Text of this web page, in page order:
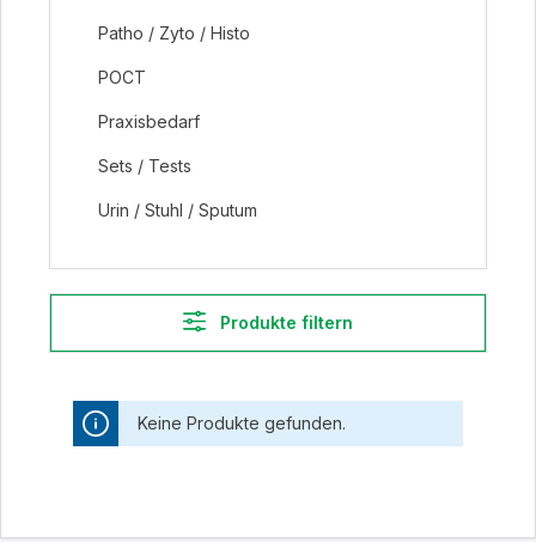
Patho / Zyto / Histo
POCT
Praxisbedarf
Sets / Tests
Urin / Stuhl / Sputum
Produkte filtern
Keine Produkte gefunden.